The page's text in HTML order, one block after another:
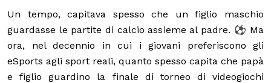
Un tempo, capitava spesso che un figlio maschio
guardasse le partite di calcio assieme al padre. ⚽ Ma
ora, nel decennio in cui i giovani preferiscono gli
eSports agli sport reali, quanto spesso capita che papà
e figlio guardino la finale di torneo di videogiochi